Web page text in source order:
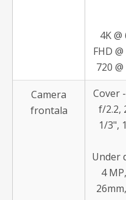
4K
FHD
720
Camera
frontala
Cover
f/2.2,
1/3",
Under
4